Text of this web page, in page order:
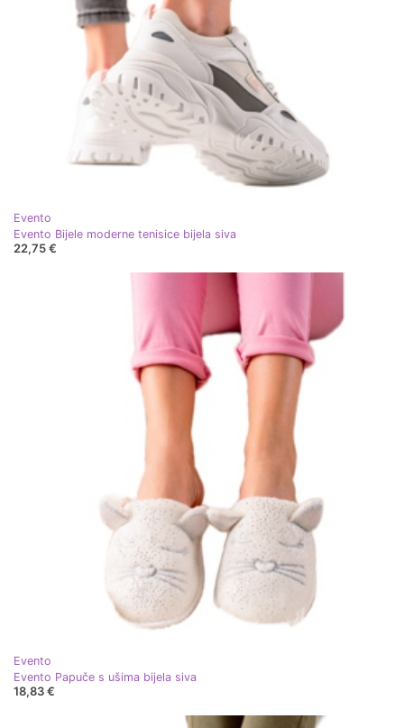
Evento
Evento Bijele moderne tenisice bijela siva
22,75 €
Evento
Evento Papuče s ušima bijela siva
18,83 €